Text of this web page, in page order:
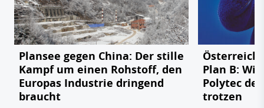
Plansee gegen China: Der stille
Kampf um einen Rohstoff, den
Europas Industrie dringend
braucht
Plan B:
Polytec
trotzen